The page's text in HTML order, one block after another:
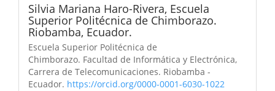
Silvia Mariana Haro-Rivera, Escuela
Superior Politécnica de Chimborazo.
Riobamba, Ecuador.
Escuela Superior Politécnica de
Chimborazo. Facultad de Informática y Electrónica,
Carrera de Telecomunicaciones. Riobamba -
Ecuador. https://orcid.org/0000-0001-6030-1022